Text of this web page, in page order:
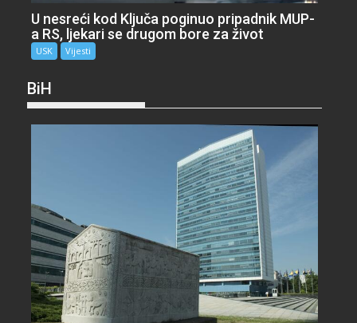
U nesreći kod Ključa poginuo pripadnik MUP-
a RS, ljekari se drugom bore za život
USK Vijesti
BiH